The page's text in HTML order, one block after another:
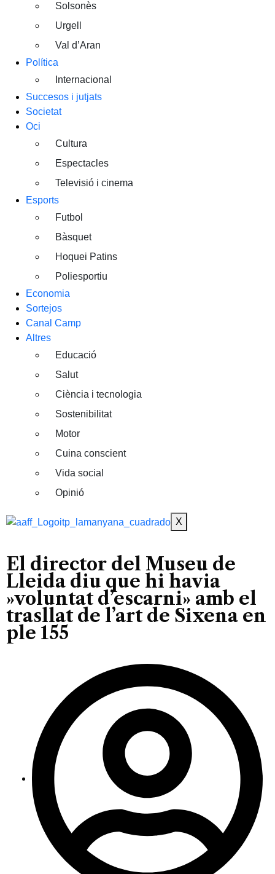
Solsonès
Urgell
Val d’Aran
Política
Internacional
Succesos i jutjats
Societat
Oci
Cultura
Espectacles
Televisió i cinema
Esports
Futbol
Bàsquet
Hoquei Patins
Poliesportiu
Economia
Sortejos
Canal Camp
Altres
Educació
Salut
Ciència i tecnologia
Sostenibilitat
Motor
Cuina conscient
Vida social
Opinió
X
El director del Museu de
Lleida diu que hi havia
»voluntat d’escarni» amb el
trasllat de l’art de Sixena en
ple 155